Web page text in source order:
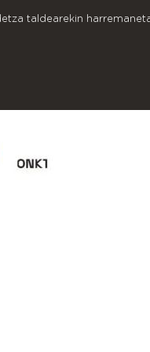
taldearekin